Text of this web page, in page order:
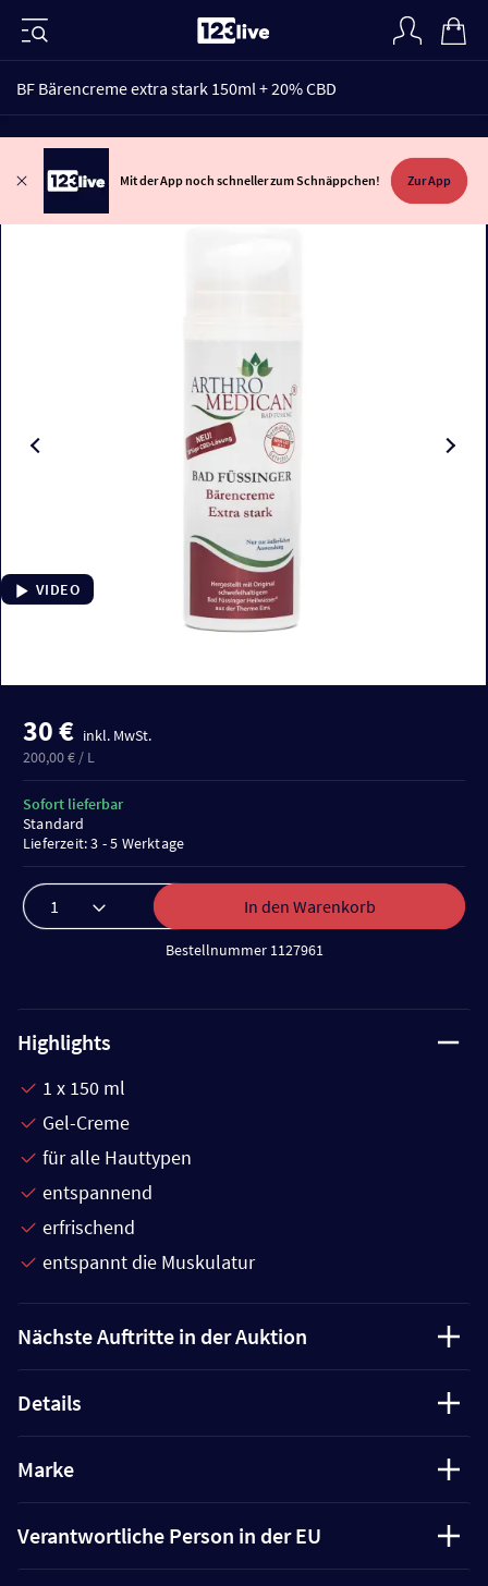
BF Bärencreme extra stark 150ml + 20% CBD
Mit der App noch schneller zum Schnäppchen! Zur App
VIDEO
30 € inkl. MwSt.
200,00 € / L
In den Warenkorb
Bestellnummer 1127961
Sofort lieferbar
Standard
Lieferzeit: 3 - 5 Werktage
Highlights
1 x 150 ml
Gel-Creme
für alle Hauttypen
entspannend
erfrischend
entspannt die Muskulatur
Nächste Auftritte in der Auktion
Details
Marke
Verantwortliche Person in der EU